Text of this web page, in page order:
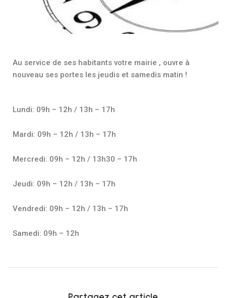
Au service de ses habitants votre mairie , ouvre à
nouveau ses portes les jeudis et samedis matin !
Lundi: 09h – 12h / 13h – 17h
Mardi: 09h – 12h / 13h – 17h
Mercredi: 09h – 12h / 13h30 – 17h
Jeudi: 09h – 12h / 13h – 17h
Vendredi: 09h – 12h / 13h – 17h
Samedi: 09h – 12h